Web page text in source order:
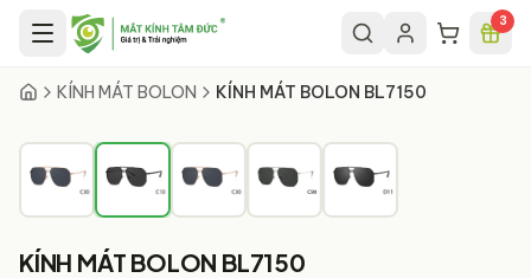
Chuyển đến nội dung chính 3
KÍNH MÁT BOLON KÍNH MÁT BOLON BL7150
KÍNH MÁT BOLON BL7150